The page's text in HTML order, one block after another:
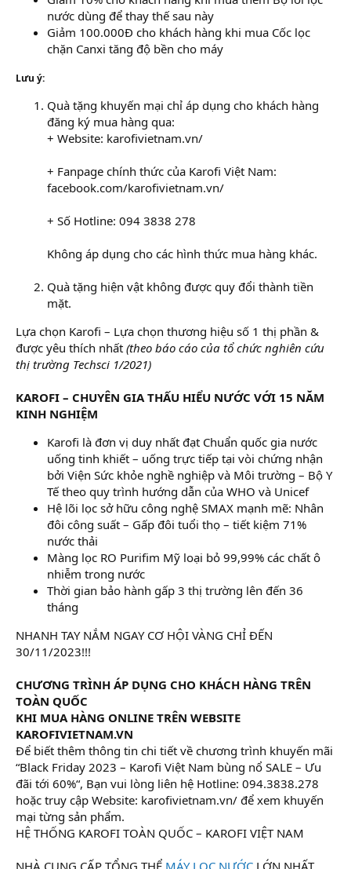
nước dùng để thay thế sau này
Giảm 100.000Đ cho khách hàng khi mua Cốc lọc
chặn Canxi tăng độ bền cho máy
Lưu ý:
Quà tặng khuyến mại chỉ áp dụng cho khách hàng
đăng ký mua hàng qua:
+ Website: karofivietnam.vn/
+ Fanpage chính thức của Karofi Việt Nam:
facebook.com/karofivietnam.vn/
+ Số Hotline: 094 3838 278
Không áp dụng cho các hình thức mua hàng khác.
Quà tặng hiện vật không được quy đổi thành tiền
mặt.
Lựa chọn Karofi – Lựa chọn thương hiệu số 1 thị phần &
được yêu thích nhất (theo báo cáo của tổ chức nghiên cứu
thị trường Techsci 1/2021)
KAROFI – CHUYÊN GIA THẤU HIỂU NƯỚC VỚI 15 NĂM
KINH NGHIỆM
Karofi là đơn vị duy nhất đạt Chuẩn quốc gia nước
uống tinh khiết – uống trực tiếp tại vòi chứng nhận
bởi Viện Sức khỏe nghề nghiệp và Môi trường – Bộ Y
Tế theo quy trình hướng dẫn của WHO và Unicef
Hệ lõi lọc sở hữu công nghệ SMAX mạnh mẽ: Nhân
đôi công suất – Gấp đôi tuổi thọ – tiết kiệm 71%
nước thải
Màng lọc RO Purifim Mỹ loại bỏ 99,99% các chất ô
nhiễm trong nước
Thời gian bảo hành gấp 3 thị trường lên đến 36
tháng
NHANH TAY NẮM NGAY CƠ HỘI VÀNG CHỈ ĐẾN
30/11/2023!!!
CHƯƠNG TRÌNH ÁP DỤNG CHO KHÁCH HÀNG TRÊN
TOÀN QUỐC
KHI MUA HÀNG ONLINE TRÊN WEBSITE
KAROFIVIETNAM.VN
Để biết thêm thông tin chi tiết về chương trình khuyến mãi
“Black Friday 2023 – Karofi Việt Nam bùng nổ SALE – Ưu
đãi tới 60%“, Bạn vui lòng liên hệ Hotline: 094.3838.278
hoặc truy cập Website: karofivietnam.vn/ để xem khuyến
mại từng sản phẩm.
HỆ THỐNG KAROFI TOÀN QUỐC – KAROFI VIỆT NAM